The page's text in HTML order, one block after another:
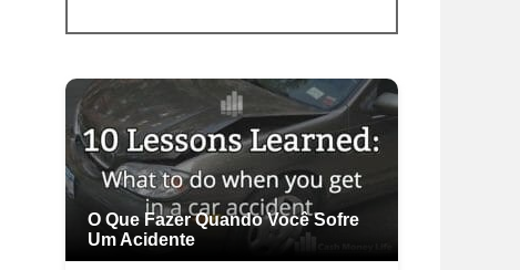
O Que Fazer Quando Você Sofre
Um Acidente